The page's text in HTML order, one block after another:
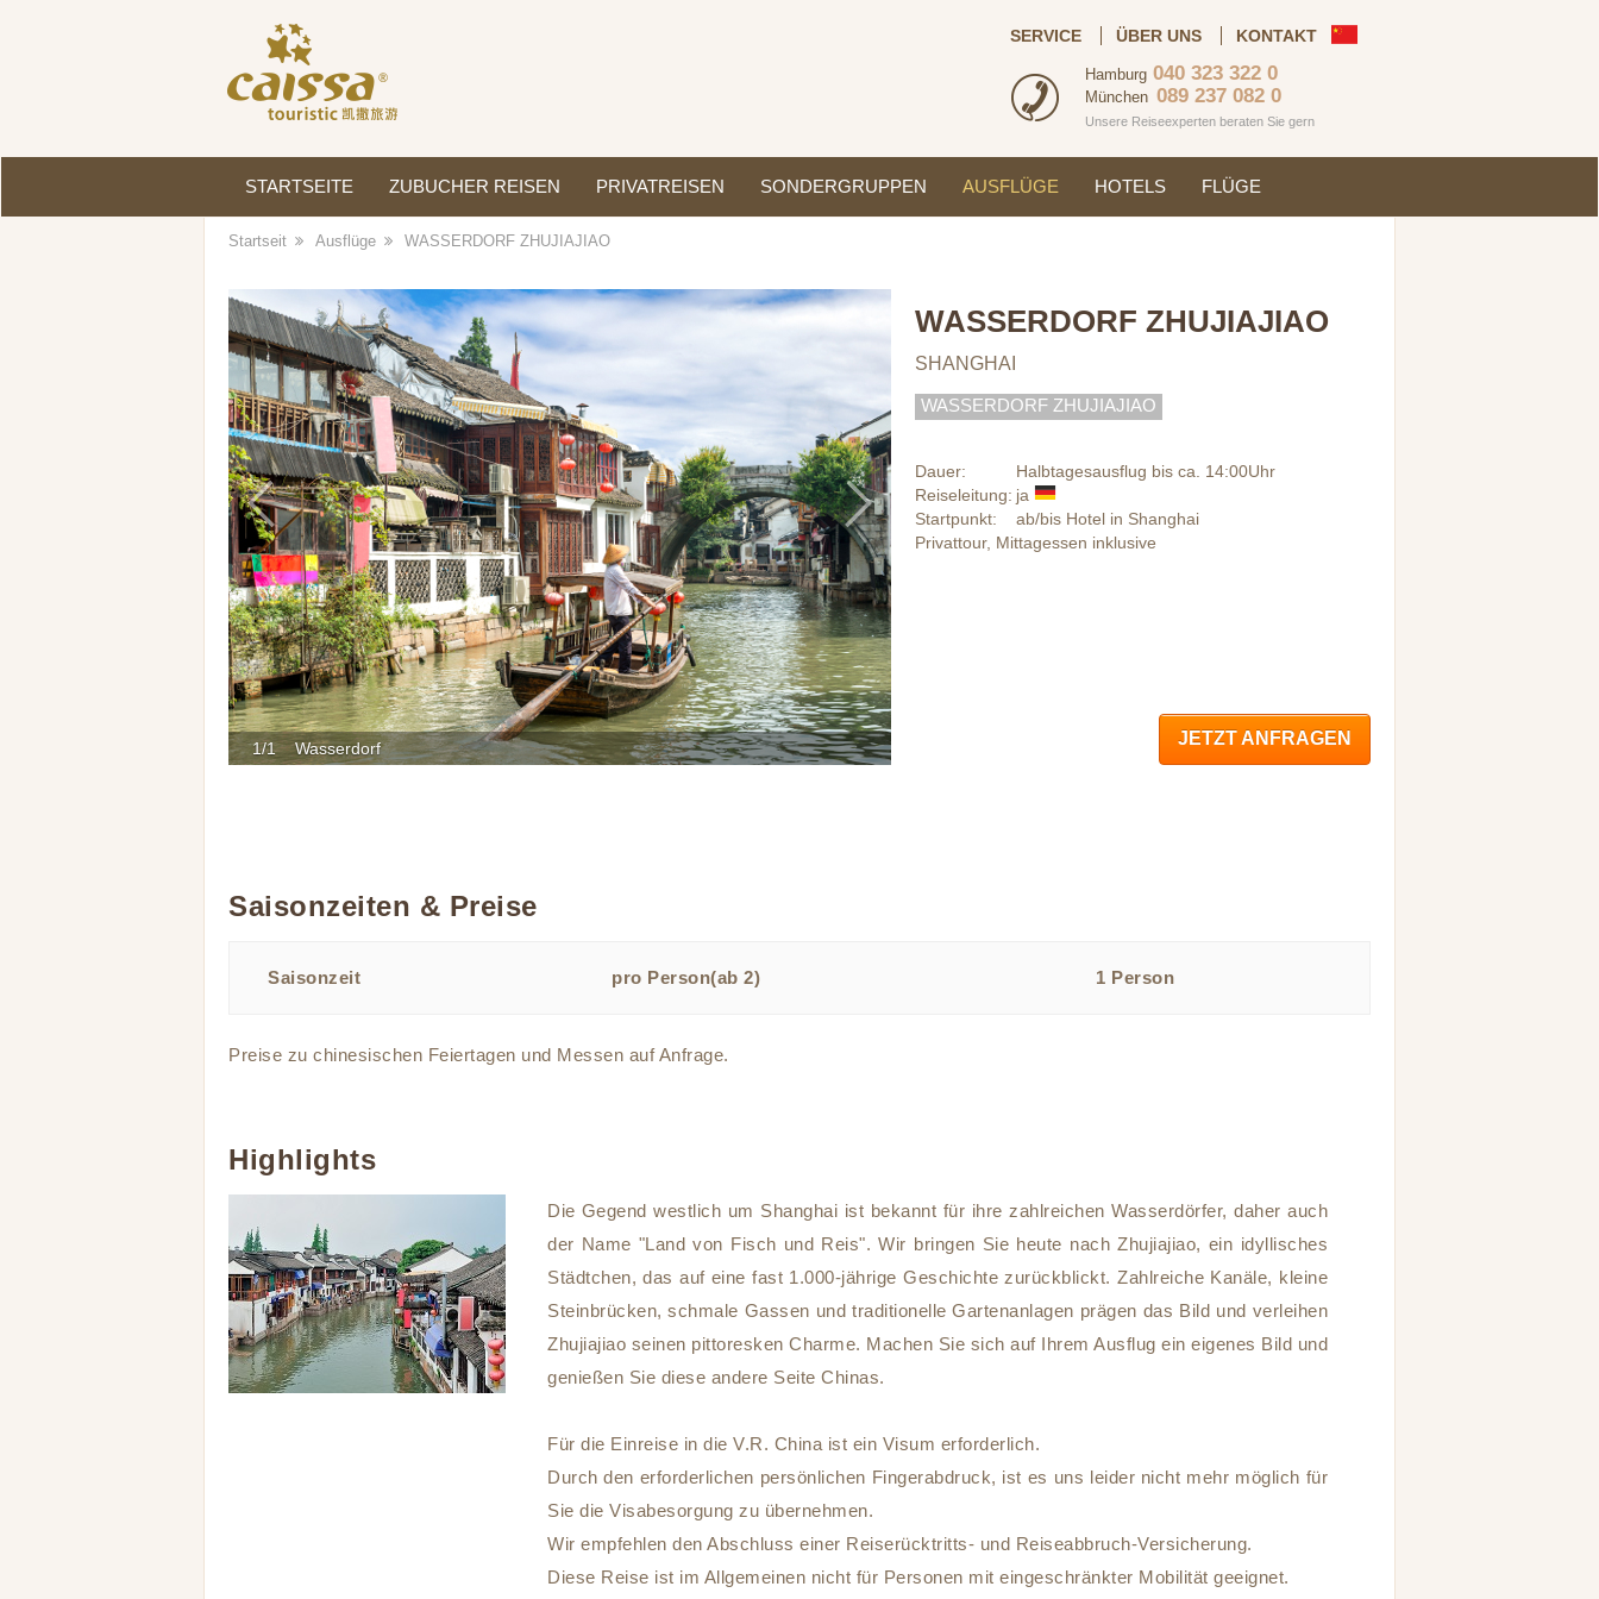
SERVICE ÜBER UNS KONTAKT
Hamburg 040 323 322 0
München 089 237 082 0
Unsere Reiseexperten beraten Sie gern
STARTSEITE ZUBUCHER REISEN PRIVATREISEN SONDERGRUPPEN AUSFLÜGE HOTELS FLÜGE
Startseit Ausflüge WASSERDORF ZHUJIAJIAO
1/1 Wasserdorf
Previous NextWASSERDORF ZHUJIAJIAO
SHANGHAI
WASSERDORF ZHUJIAJIAO
Dauer:
Halbtagesausflug bis ca. 14:00Uhr
Reiseleitung: ja
Startpunkt:
ab/bis Hotel in Shanghai
Privattour, Mittagessen inklusive
JETZT ANFRAGEN
Saisonzeiten & Preise
Saisonzeit pro Person(ab 2) 1 Person
Preise zu chinesischen Feiertagen und Messen auf Anfrage.
Highlights
Die Gegend westlich um Shanghai ist bekannt für ihre zahlreichen Wasserdörfer, daher auch
der Name "Land von Fisch und Reis". Wir bringen Sie heute nach Zhujiajiao, ein idyllisches
Städtchen, das auf eine fast 1.000-jährige Geschichte zurückblickt. Zahlreiche Kanäle, kleine
Steinbrücken, schmale Gassen und traditionelle Gartenanlagen prägen das Bild und verleihen
Zhujiajiao seinen pittoresken Charme. Machen Sie sich auf Ihrem Ausflug ein eigenes Bild und
genießen Sie diese andere Seite Chinas.
Für die Einreise in die V.R. China ist ein Visum erforderlich.
Durch den erforderlichen persönlichen Fingerabdruck, ist es uns leider nicht mehr möglich für
Sie die Visabesorgung zu übernehmen.
Wir empfehlen den Abschluss einer Reiserücktritts- und Reiseabbruch-Versicherung.
Diese Reise ist im Allgemeinen nicht für Personen mit eingeschränkter Mobilität geeignet.